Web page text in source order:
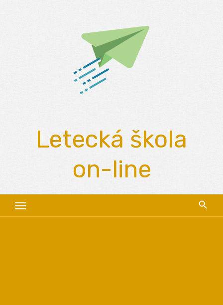
Letecká škola
on-line